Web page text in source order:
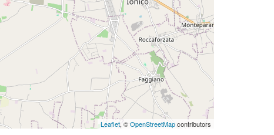
Leaflet, ©OpenStreetMapcontributors